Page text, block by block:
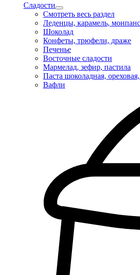
Сладости
Смотреть весь раздел
Леденцы, карамель,
Шоколад
Конфеты, трюфели, драже
Печенье
Восточные сладости
Мармелад, зефир, пастила
Паста шоколадная,
Вафли